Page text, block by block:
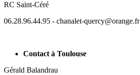
RC Saint-Céré
06.28.96.44.95 - chanalet-quercy@orange.fr
Contact à Toulouse
Gérald Balandrau